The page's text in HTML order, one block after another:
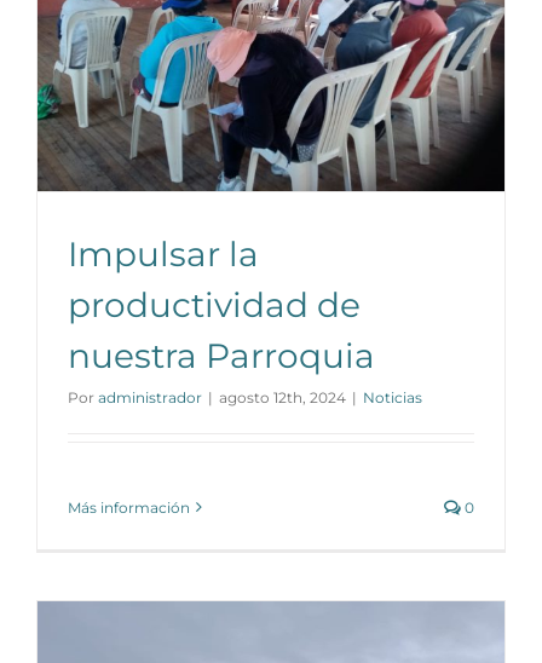
Impulsar la
productividad de
nuestra Parroquia
Por administrador | agosto 12th, 2024 | Noticias
Más información 0